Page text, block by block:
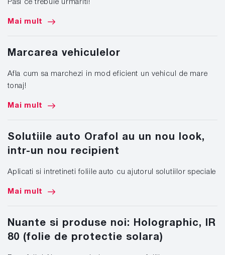
Pasi ce trebuie urmariti!
Mai mult
Marcarea vehiculelor
Afla cum sa marchezi in mod eficient un vehicul de mare
tonaj!
Mai mult
Solutiile auto Orafol au un nou look,
intr-un nou recipient
Aplicati si intretineti foliile auto cu ajutorul solutiilor speciale
Mai mult
Nuante si produse noi: Holographic, IR
80 (folie de protectie solara)